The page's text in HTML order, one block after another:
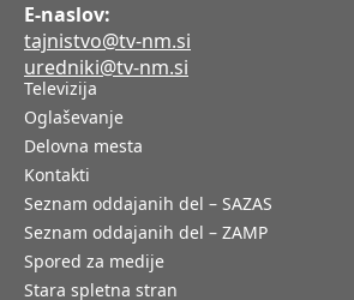
E-naslov:
tajnistvo@tv-nm.si
uredniki@tv-nm.si
Televizija
Oglaševanje
Delovna mesta
Kontakti
Seznam oddajanih del – SAZAS
Seznam oddajanih del – ZAMP
Spored za medije
Stara spletna stran